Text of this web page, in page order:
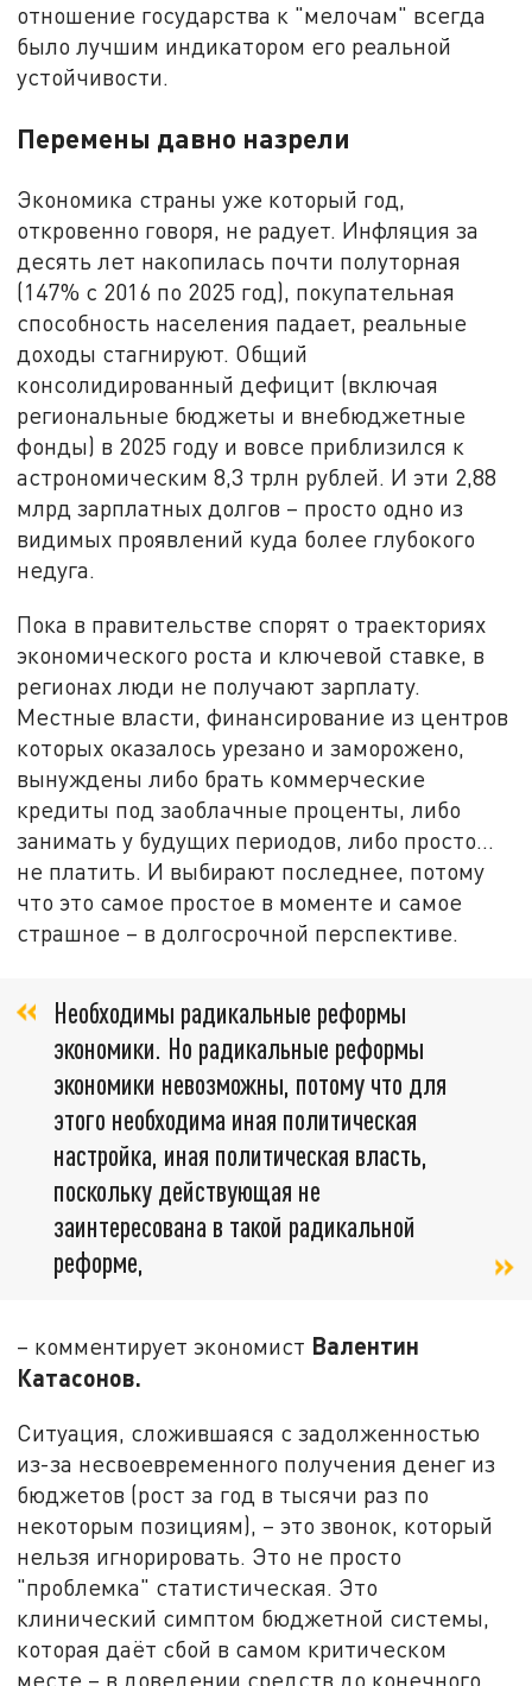
отношение государства к "мелочам" всегда
было лучшим индикатором его реальной
устойчивости.
Перемены давно назрели
Экономика страны уже который год,
откровенно говоря, не радует. Инфляция за
десять лет накопилась почти полуторная
(147% с 2016 по 2025 год), покупательная
способность населения падает, реальные
доходы стагнируют. Общий
консолидированный дефицит (включая
региональные бюджеты и внебюджетные
фонды) в 2025 году и вовсе приблизился к
астрономическим 8,3 трлн рублей. И эти 2,88
млрд зарплатных долгов – просто одно из
видимых проявлений куда более глубокого
недуга.
Пока в правительстве спорят о траекториях
экономического роста и ключевой ставке, в
регионах люди не получают зарплату.
Местные власти, финансирование из центров
которых оказалось урезано и заморожено,
вынуждены либо брать коммерческие
кредиты под заоблачные проценты, либо
занимать у будущих периодов, либо просто…
не платить. И выбирают последнее, потому
что это самое простое в моменте и самое
страшное – в долгосрочной перспективе.
Необходимы радикальные реформы
экономики. Но радикальные реформы
экономики невозможны, потому что для
этого необходима иная политическая
настройка, иная политическая власть,
поскольку действующая не
заинтересована в такой радикальной
реформе,
– комментирует экономист Валентин
Катасонов.
Ситуация, сложившаяся с задолженностью
из-за несвоевременного получения денег из
бюджетов (рост за год в тысячи раз по
некоторым позициям), – это звонок, который
нельзя игнорировать. Это не просто
"проблемка" статистическая. Это
клинический симптом бюджетной системы,
которая даёт сбой в самом критическом
месте – в доведении средств до конечного